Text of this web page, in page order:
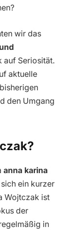
wir das
auf Seriosität.
aktuelle
den Umgang
anna karina
ein kurzer
Wojtczak ist
der
in